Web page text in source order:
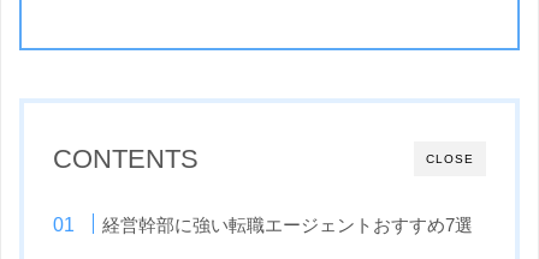
CLOSE
CONTENTS
経営幹部に強い転職エージェントおすすめ7選